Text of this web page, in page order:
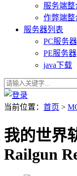
服务端整
作弊端整
服务器列表
PC服务器
PE服务器
java下载
当前位置： 首页 >
我的世界
Railgun